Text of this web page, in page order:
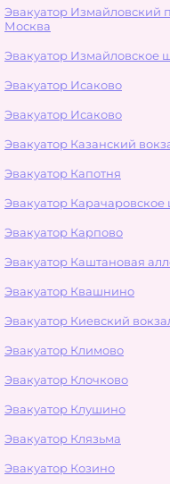
Эвакуатор Измайловский
Москва
Эвакуатор Измайловское
Эвакуатор Исаково
Эвакуатор Исаково
Эвакуатор Казанский
Эвакуатор Капотня
Эвакуатор Карачаровское
Эвакуатор Карпово
Эвакуатор Каштановая
Эвакуатор Квашнино
Эвакуатор Киевский
Эвакуатор Климово
Эвакуатор Клочково
Эвакуатор Клушино
Эвакуатор Клязьма
Эвакуатор Козино